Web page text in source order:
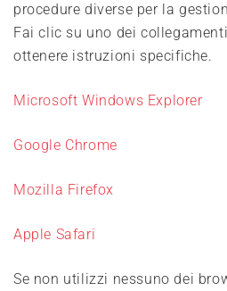
procedure diverse per la
Fai clic su uno dei
ottenere istruzioni specifiche.
Microsoft Windows Explorer
Google Chrome
Mozilla Firefox
Apple Safari
Se non utilizzi nessuno dei